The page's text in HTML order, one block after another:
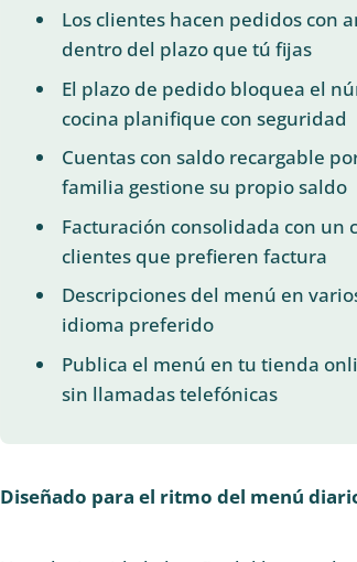
Los clientes hacen pedidos con
dentro del plazo que tú fijas
El plazo de pedido bloquea el
cocina planifique con seguridad
Cuentas con saldo recargable
familia gestione su propio saldo
Facturación consolidada con un
clientes que prefieren factura
Descripciones del menú en
idioma preferido
Publica el menú en tu tienda
sin llamadas telefónicas
Diseñado para el ritmo del menú